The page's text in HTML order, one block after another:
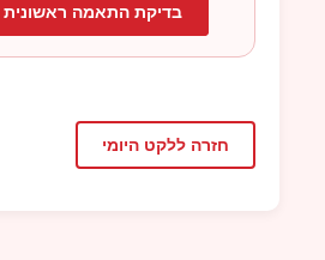
בדיקת התאמה ראשונית
חזרה ללקט היומי